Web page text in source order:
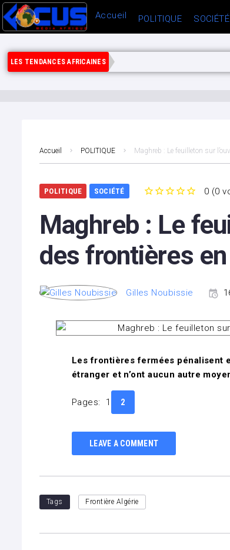
Accueil POLITIQUE SOCIÉTÉ
LES TENDANCES AFRICAINES
Accueil POLITIQUE Maghreb : Le feuilleton sur
POLITIQUE SOCIÉTÉ 0 (0
Maghreb : Le
des frontières
Gilles Noubissie
Les frontières fermées pénalisent
étranger et n’ont aucun autre
Pages: 1 2
LEAVE A COMMENT
Tags Frontière Algérie